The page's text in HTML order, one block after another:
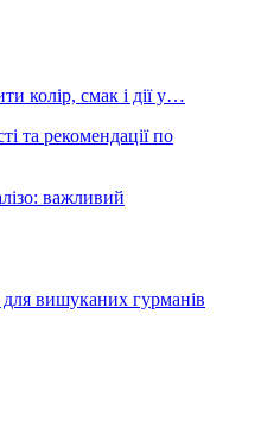
колір, смак і дії у…
та рекомендації по
важливий
вишуканих гурманів